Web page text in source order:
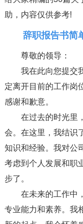
助，内容仅供参考!
辞职报告书简
尊敬的领导：
我在此向您提交
定离开目前的工作岗
感谢和歉意。
在过去的时光里
会。在这里，我结识
知识和经验。我对公
考虑到个人发展和职
步了。
在未来的工作中
专业能力和素养。我